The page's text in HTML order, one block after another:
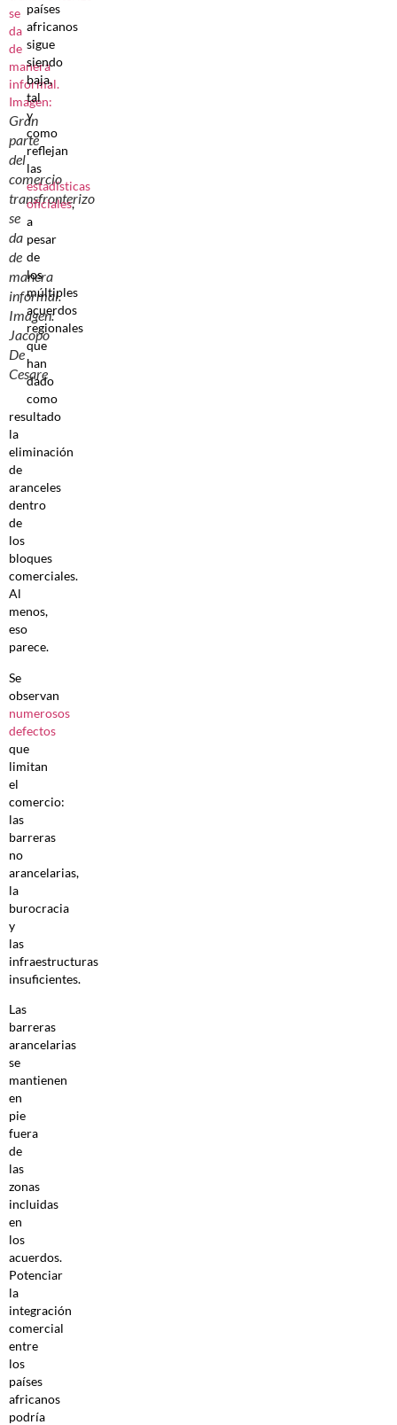
Gran
parte
del
comercio
transfronterizo
se
da
de
manera
informal.
Imagen:
Jacopo
De
Cesare
países
africanos
sigue
siendo
baja,
tal
y
como
reflejan
las
estadísticas
oficiales,
a
pesar
de
los
múltiples
acuerdos
regionales
que
han
dado
como
resultado
la
eliminación
de
aranceles
dentro
de
los
bloques
comerciales.
Al
menos,
eso
parece.
Se
observan
numerosos
defectos
que
limitan
el
comercio:
las
barreras
no
arancelarias,
la
burocracia
y
las
infraestructuras
insuficientes.
Las
barreras
arancelarias
se
mantienen
en
pie
fuera
de
las
zonas
incluidas
en
los
acuerdos.
Potenciar
la
integración
comercial
entre
los
países
africanos
podría